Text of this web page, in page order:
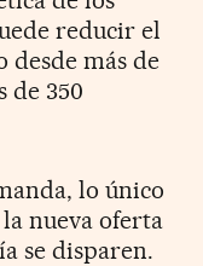
reducir el
desde más de
de 350
lo único
nueva oferta
se disparen.